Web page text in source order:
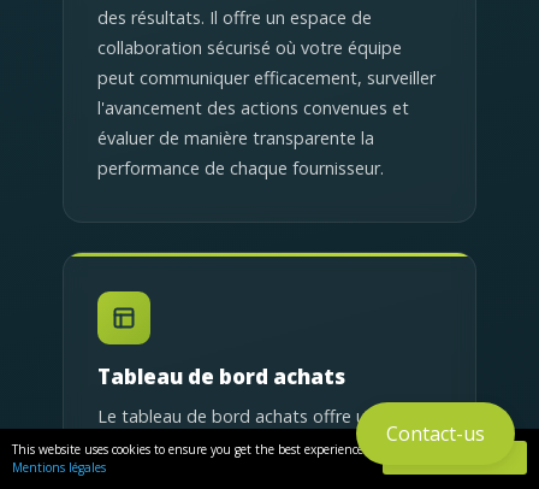
This website uses cookies to ensure you get the best experience
Mentions légales
des résultats. Il offre un espace de
collaboration sécurisé où votre équipe
peut communiquer efficacement, surveiller
l'avancement des actions convenues et
évaluer de manière transparente la
performance de chaque fournisseur.
Tableau de bord achats
Le tableau de bord achats offre une
visualisation claire de l'état des projets en
cours. Vos acheteurs professionnels
Contact-us